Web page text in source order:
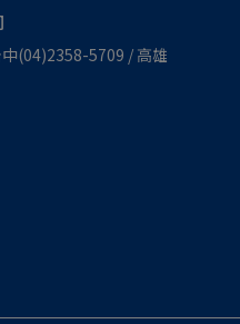
(04)2358-5709 / 高雄